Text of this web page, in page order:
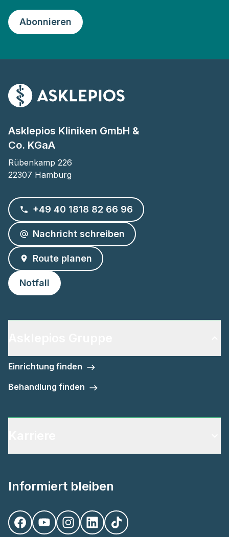
Abonnieren
Asklepios Kliniken GmbH &
Co. KGaA
Rübenkamp 226
22307 Hamburg
+49 40 1818 82 66 96
Nachricht schreiben
Route planen
Notfall
Einrichtung finden
Behandlung finden
Informiert bleiben